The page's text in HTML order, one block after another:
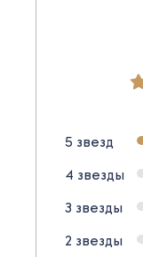
5 звезд
4 звезды
3 звезды
2 звезды